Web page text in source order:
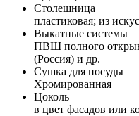
Столешница
пластиковая; из
Выкатные системы
ПВШ полного
(Россия) и др.
Сушка для посуды
Хромированная
Цоколь
в цвет фасадов или